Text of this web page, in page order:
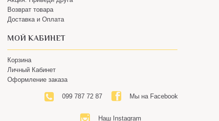
Возврат товара
Доставка и Оплата
МОЙ КАБИНЕТ
Корзина
Личный Кабинет
Оформление заказа
099 787 72 87 Мы на Facebook
Наш Instagram